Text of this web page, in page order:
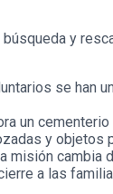
y
se han
un
y
misión
a las